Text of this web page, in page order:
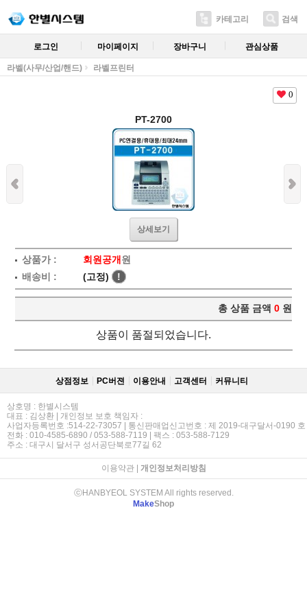
카테고리 검색
로그인 마이페이지 장바구니 관심상품
라벨(사무/산업/핸드) 라벨프린터
0
PT-2700
상세보기
상품가 : 회원공개 원
배송비 :
(고정) !
총 상품 금액 0 원
상품이 품절되었습니다.
상점정보 PC버젼 이용안내 고객센터 커뮤니티
상호명 : 한별시스템
대표 : 김상환 | 개인정보 보호 책임자 :
사업자등록번호 :514-22-73057 | 통신판매업신고번호 : 제 2019-대구달서-0190 호
전화 : 010-4585-6890 / 053-588-7119 | 팩스 : 053-588-7129
주소 : 대구시 달서구 성서공단북로77길 62
이용약관| 개인정보처리방침
ⓒHANBYEOL SYSTEM All rights reserved.
MakeShop